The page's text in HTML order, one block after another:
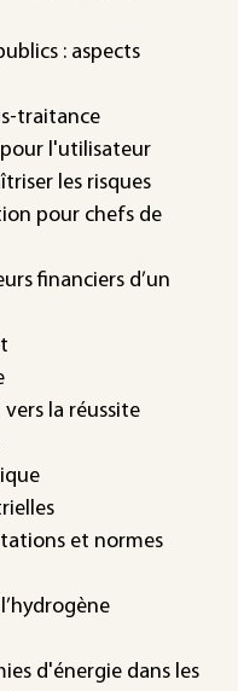
: aspects
traitance
pour l'utilisateur
les risques
pour chefs de
financiers d’un
la réussite
et normes
d'énergie dans les